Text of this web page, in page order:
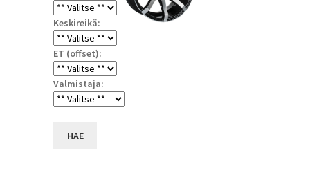
Keskireikä:
ET (offset):
Valmistaja:
HAE